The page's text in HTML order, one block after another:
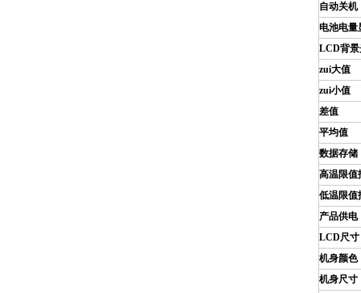
自动关机
电池电量
LCD背
zui大值
zui小值
差值
平均值
数据存储
高温限值
低温限值
产品供电
LCD尺寸
机身颜色
机身尺寸